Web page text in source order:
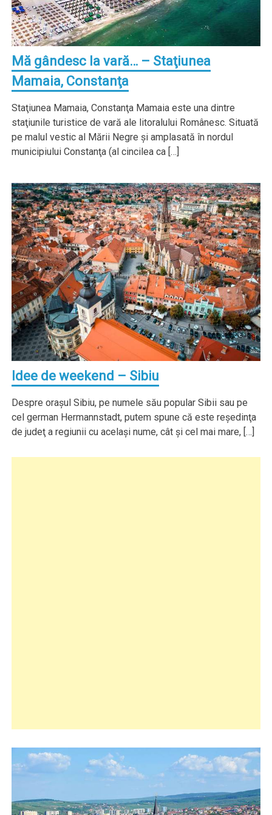
Mă gândesc la vară… – Staţiunea
Mamaia, Constanţa
Staţiunea Mamaia, Constanţa Mamaia este una dintre
staţiunile turistice de vară ale litoralului Românesc. Situată
pe malul vestic al Mării Negre şi amplasată în nordul
municipiului Constanţa (al cincilea ca […]
Idee de weekend – Sibiu
Despre oraşul Sibiu, pe numele său popular Sibii sau pe
cel german Hermannstadt, putem spune că este reşedinţa
de judeţ a regiunii cu acelaşi nume, cât şi cel mai mare, […]